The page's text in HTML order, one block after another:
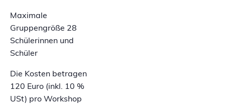
Maximale
Gruppengröße 28
Schülerinnen und
Schüler
Die Kosten betragen
120 Euro (inkl. 10 %
USt) pro Workshop